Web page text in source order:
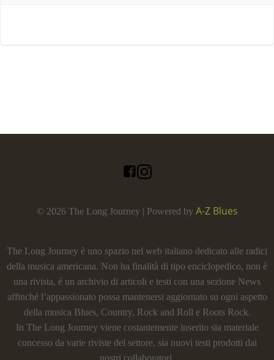
© 2026 The Long Journey | Powered by A-Z Blues
The Long Journey è uno spazio nel web italiano dedicato alle radici
della musica americana. Non ha finalità di tipo enciclopedico, non è
una rivista, é un archivio di articoli e testi con una sezione News
affinché l’appassionato possa mantenersi aggiornato su ogni aspetto
della musica Blues, Country, Rock and Roll e Roots Rock.
In The Long Journey viene costantemente inserito sia materiale
concesso da varie riviste del settore, sia nuovi testi prodotti dai
nostri collaboratori.